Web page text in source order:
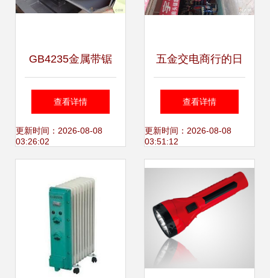
GB4235金属带锯
床 卧式双立柱液压
设计的精密裁切之
查看详情
更新时间：2026-08-08
03:26:02
五金交电商行的日
常坚守与无限可能
查看详情
更新时间：2026-08-08
03:51:12